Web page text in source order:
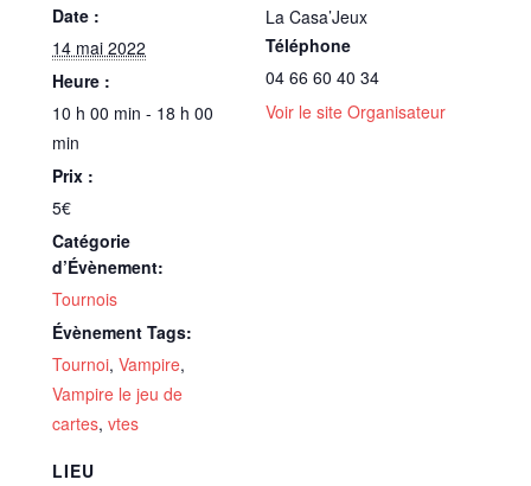
Date :
14 mai 2022
Heure :
10 h 00 min - 18 h 00
min
Prix :
5€
Catégorie
d’Évènement:
Tournois
Évènement Tags:
Tournoi, Vampire,
Vampire le jeu de
cartes, vtes
LIEU
La Casa’Jeux
Téléphone
04 66 60 40 34
Voir le site Organisateur